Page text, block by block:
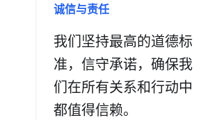
诚信与责任
我们坚持最高的道德标
准，信守承诺，确保我
们在所有关系和行动中
都值得信赖。